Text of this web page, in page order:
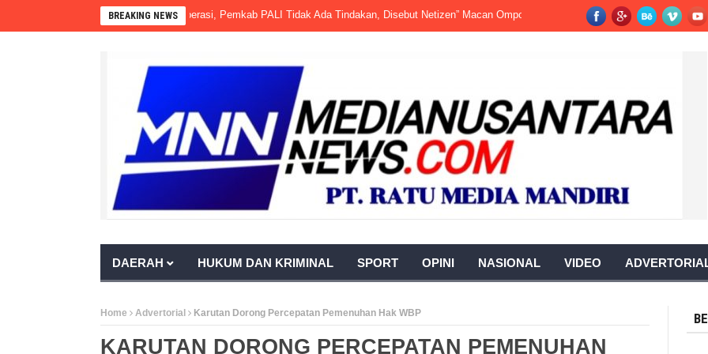
BREAKING NEWS
PKS PT Aburahmi Sudah Beroperasi, Pemkab PALI Tidak Ada Tindakan, Disebut Netizen” Macan Ompong” Fatality Serius Terjadi di Pabrik Sawit
DAERAH HUKUM DAN KRIMINAL SPORT OPINI NASIONAL VIDEO
Home Advertorial Karutan Dorong Percepatan Pemenuhan Hak WBP
KARUTAN DORONG PERCEPATAN PEMENUHAN